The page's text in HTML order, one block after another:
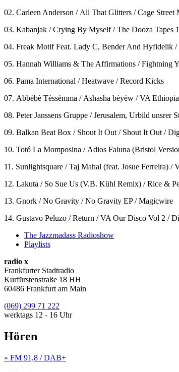
02. Carleen Anderson / All That Glitters / Cage Street
03. Kabanjak / Crying By Myself / The Dooza Tapes
04. Freak Motif Feat. Lady C, Bender And
05. Hannah Williams & The Affirmations / Fightning
06. Pama International / Heatwave / Record Kicks
07. Abbèbè Tèssèmma / Ashasha bèyèw / VA
08. Peter Janssens Gruppe / Jerusalem, Urbild unsrer
09. Balkan Beat Box / Shout It Out / Shout It Out /
10. Totó La Momposina / Adios Faluna (Bristol
11. Sunlightsquare / Taj Mahal (feat. Josue Ferreira)
12. Lakuta / So Sue Us (V.B. Kühl Remix) / Rice &
13. Gnork / No Gravity / No Gravity EP / Magicwire
14. Gustavo Peluzo / Return / VA Our Disco Vol 2 /
The Jazzmadass Radioshow
Playlists
radio x
Frankfurter Stadtradio
Kurfürstenstraße 18 HH
60486 Frankfurt am Main
(069) 299 71 222
werktags 12 - 16 Uhr
Hören
» FM 91,8 / DAB+